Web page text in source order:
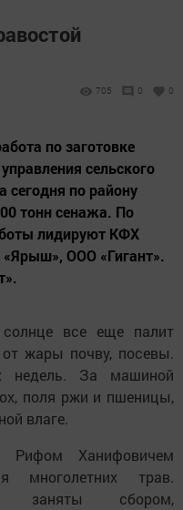
705 0 0
по заготовке
сельского
сегодня по району
тонн сенажа. По
лидируют КФХ
ООО «Гигант».
все еще палит
жары почву, посевы.
недель. За машиной
поля ржи и пшеницы,
влаге.
Рифом Ханифовичем
трав.
заняты сбором,